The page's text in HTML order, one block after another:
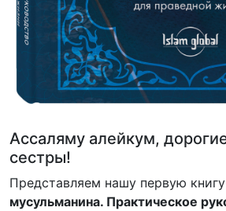
Ассаляму алейкум,
сестры!
Представляем нашу первую книгу
мусульманина. Практическое